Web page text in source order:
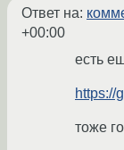
Ответ на:
+00:00
есть
https://
тоже